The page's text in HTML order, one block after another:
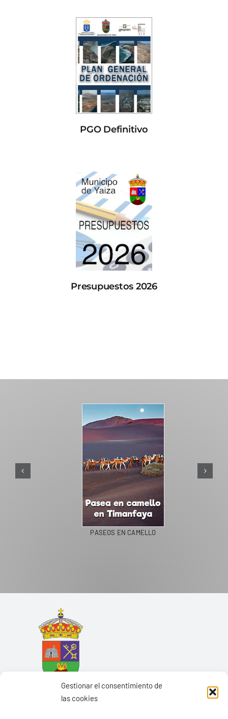
Gestionar el consentimiento de
las cookies
PGO Definitivo
Presupuestos 2026
PASEOS EN CAMELLO